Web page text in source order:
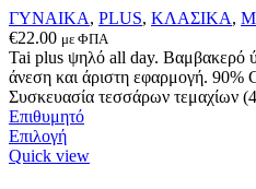
στη
σελίδα
του
προϊόντος
ΓΥΝΑΙΚΑ, PLUS, ΚΛΑΣΙΚΑ,
€22.00 με ΦΠΑ
Tai plus ψηλό all day. Βαμβακερό
άνεση και άριστη εφαρμογή.
Συσκευασία τεσσάρων τεμαχίων
Επιθυμητό
ΕπιλογήΑυτό
το
Quick view